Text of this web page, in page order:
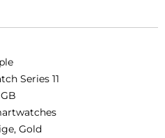
Series 11
Gold